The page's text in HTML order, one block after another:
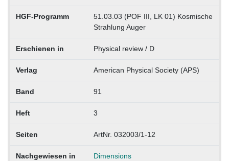
HGF-Programm
51.03.03 (POF III, LK 01) Kosmische
Strahlung Auger
Erschienen in Physical review / D
Verlag American Physical Society (APS)
Band 91
Heft 3
Seiten ArtNr. 032003/1-12
Nachgewiesen in
Dimensions